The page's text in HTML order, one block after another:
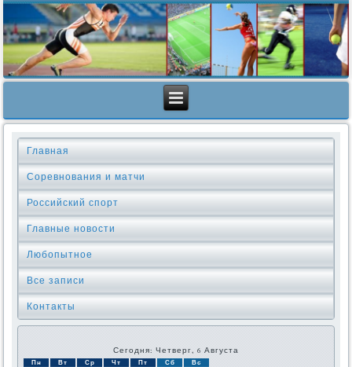
Главная
Соревнования и матчи
Российский спорт
Главные новости
Любопытное
Все записи
Контакты
Сегодня: Четверг, 6 Августа
Пн Вт Ср Чт Пт Сб Вс